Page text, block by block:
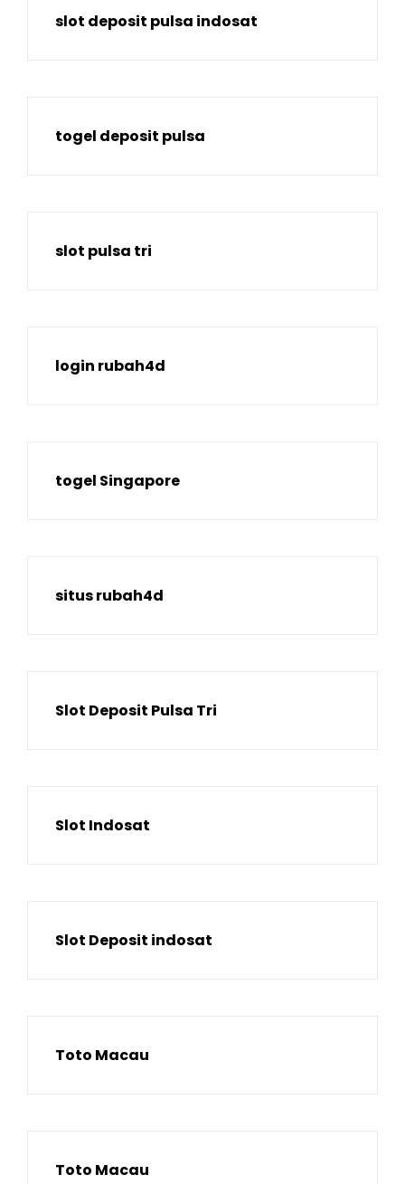
slot deposit pulsa indosat
togel deposit pulsa
slot pulsa tri
login rubah4d
togel Singapore
situs rubah4d
Slot Deposit Pulsa Tri
Slot Indosat
Slot Deposit indosat
Toto Macau
Toto Macau